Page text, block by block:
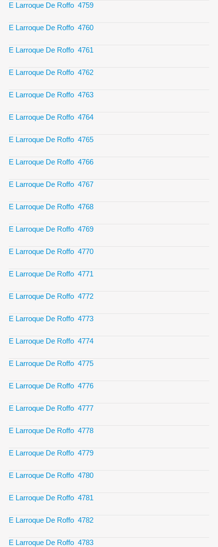
E Larroque De Roffo 4759
E Larroque De Roffo 4760
E Larroque De Roffo 4761
E Larroque De Roffo 4762
E Larroque De Roffo 4763
E Larroque De Roffo 4764
E Larroque De Roffo 4765
E Larroque De Roffo 4766
E Larroque De Roffo 4767
E Larroque De Roffo 4768
E Larroque De Roffo 4769
E Larroque De Roffo 4770
E Larroque De Roffo 4771
E Larroque De Roffo 4772
E Larroque De Roffo 4773
E Larroque De Roffo 4774
E Larroque De Roffo 4775
E Larroque De Roffo 4776
E Larroque De Roffo 4777
E Larroque De Roffo 4778
E Larroque De Roffo 4779
E Larroque De Roffo 4780
E Larroque De Roffo 4781
E Larroque De Roffo 4782
E Larroque De Roffo 4783